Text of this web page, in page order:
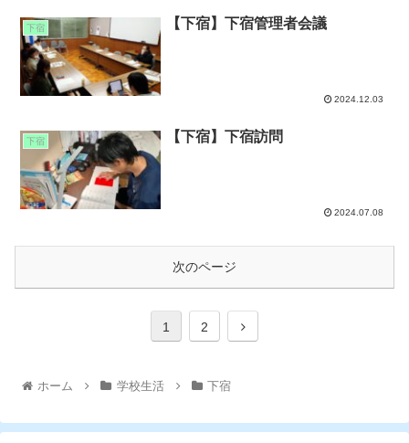
下宿 【下宿】下宿管理者会議
2024.12.03
下宿 【下宿】下宿訪問
2024.07.08
次のページ
1 2
ホーム 学校生活 下宿